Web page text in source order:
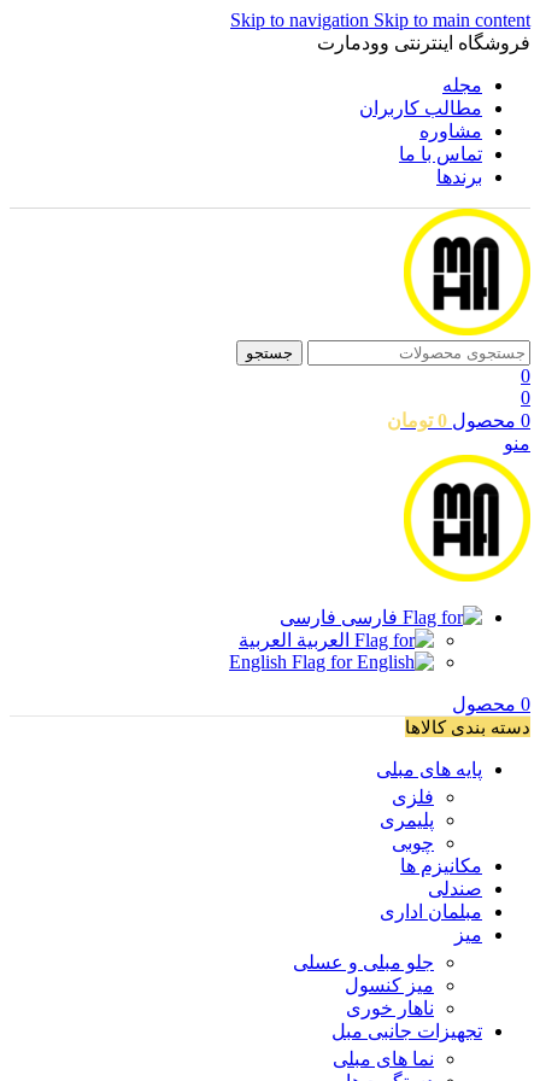
Skip to navigation Skip to main content
فروشگاه اینترنتی وودمارت
مجله
مطالب کاربران
مشاوره
تماس با ما
برندها
جستجو
0
0
0 محصول 0 تومان
منو
فارسی
العربية
English
0 محصول
دسته بندی کالاها
پایه های مبلی
فلزی
پلیمری
چوبی
مکانیزم ها
صندلی
مبلمان اداری
میز
جلو مبلی و عسلی
میز کنسول
ناهار خوری
تجهیزات جانبی مبل
نما های مبلی